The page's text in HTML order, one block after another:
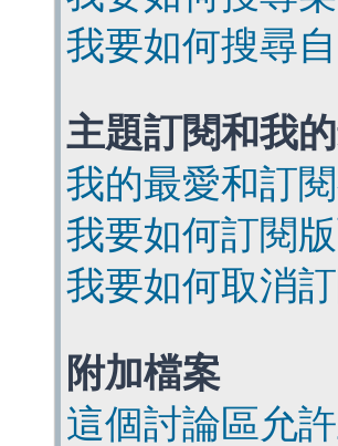
我要如何搜尋
主題訂閱和我
我的最愛和訂
我要如何訂閱
我要如何取消
附加檔案
這個討論區允